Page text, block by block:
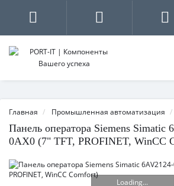
Главная Промышленная автоматизация
Панель оператора Siemens Simatic
0AX0 (7" TFT, PROFINET, WinCC
Loading...